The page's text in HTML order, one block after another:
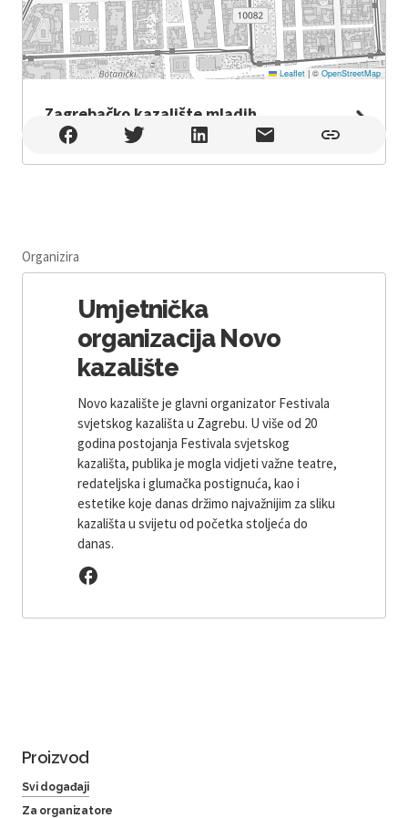
Leaflet |© OpenStreetMap
Zagrebačko kazalište mladih
Zagrebačko kazalište mladih , Zagreb
Organizira
Umjetnička
organizacija Novo
kazalište
Novo kazalište je glavni organizator Festivala
svjetskog kazališta u Zagrebu. U više od 20
godina postojanja Festivala svjetskog
kazališta, publika je mogla vidjeti važne teatre,
redateljska i glumačka postignuća, kao i
estetike koje danas držimo najvažnijim za sliku
kazališta u svijetu od početka stoljeća do
danas.
Proizvod
Svi događaji
Za organizatore